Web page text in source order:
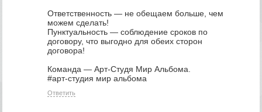
Ответственность — не обещаем больше, чем
можем сделать!
Пунктуальность — соблюдение сроков по
договору, что выгодно для обеих сторон
договора!
Команда — Арт-Студя Мир Альбома.
#арт-студия мир альбома
Ответить